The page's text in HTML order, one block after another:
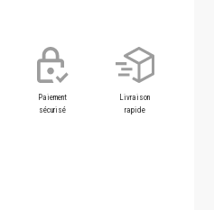
Paiement
sécurisé
Livraison
rapide